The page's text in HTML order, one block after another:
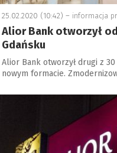
25.02.2020 (10:42) – informacja
Alior Bank otworzył
Gdańsku
Alior Bank otworzył drugi z
nowym formacie.